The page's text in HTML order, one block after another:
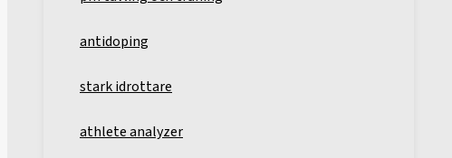
antidoping
stark idrottare
athlete analyzer